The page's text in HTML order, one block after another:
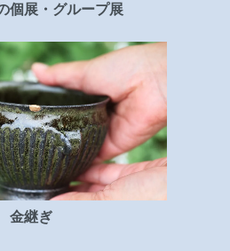
個展・グループ展
金継ぎ